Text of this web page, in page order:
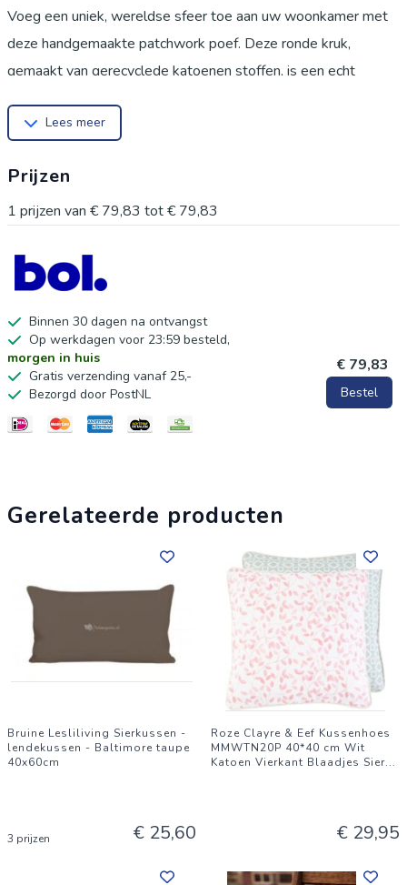
Voeg een uniek, wereldse sfeer toe aan uw woonkamer met
deze handgemaakte patchwork poef. Deze ronde kruk,
gemaakt van gerecyclede katoenen stoffen, is een echt
van textiel is geen enkele poef exact hetzelfde. Met een
alleen een comfortabele zitplek voor uw gasten, maar ook een
stijlvolle toevoeging aan elk interieur. Een betaalbare en
Lees meer
Prijzen
1 prijzen van € 79,83 tot€ 79,83
Binnen 30 dagen na ontvangst
Op werkdagen voor 23:59 besteld,
morgen in huis
Gratis verzending vanaf 25,-
Bezorgd door PostNL
€ 79,83
Bestel
Gerelateerde producten
Bruine Lesliliving Sierkussen -
lendekussen - Baltimore taupe
40x60cm
3 prijzen € 25,60
Roze Clayre & Eef Kussenhoes
MMWTN20P 40*40 cm Wit
Katoen Vierkant Blaadjes Sier...
€ 29,95